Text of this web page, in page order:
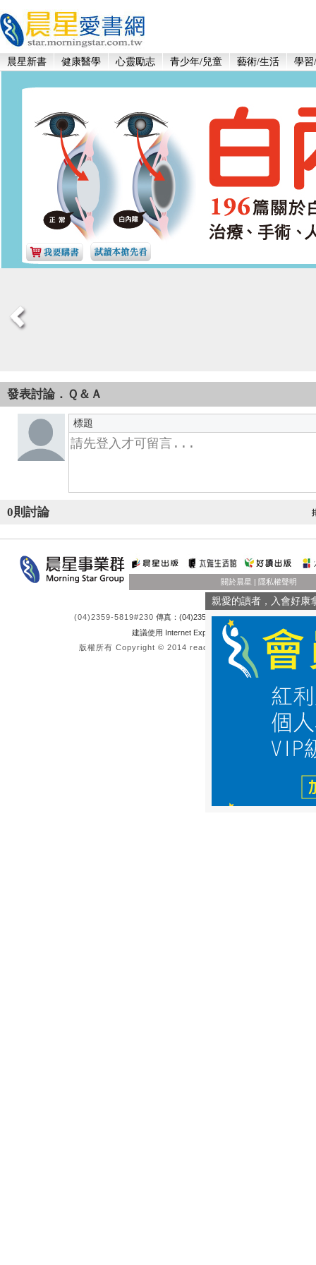
晨星新書 健康醫學 心靈勵志 青少年/兒童 藝術/生活 學習
發表討論．Ｑ＆Ａ
標題
0則討論
關於晨星 隱私權聲明
(04)2359-5819#230 傳真：(04)23550581 客服時間：週一至週五
建議使用 Internet Explorer 8.0 或 FireFox 3.6 以上版
版權所有 Copyright © 2014 reading.morningstar.com.tw
親愛的讀者，入會好康